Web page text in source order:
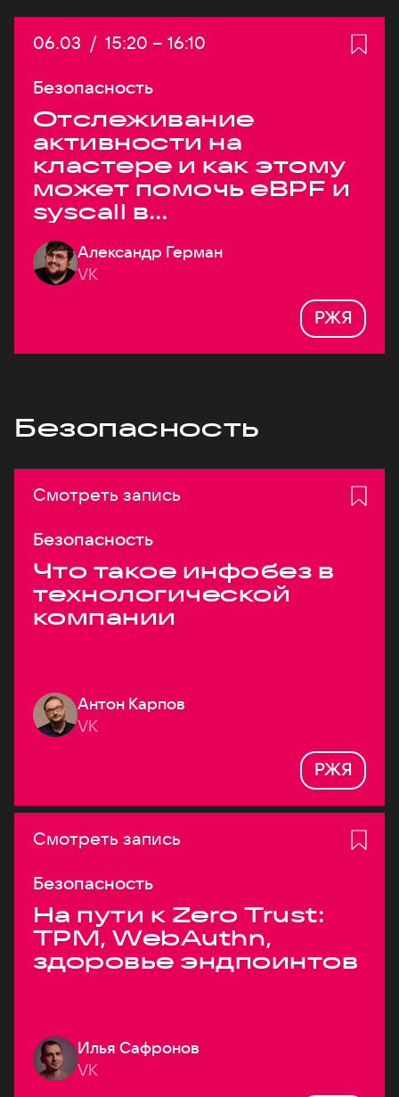
Дата:
06.03 / Начало:
15:20 – Конец:
16:10
Безопасность
Отслеживание
активности на
кластере и как этому
может помочь eBPF и
syscall в
высоконагруженных
системах
Александр Герман
VK
РЖЯ
Безопасность
Смотреть запись
Безопасность
Что такое инфобез в
технологической
компании
Антон Карпов
VK
РЖЯ
Смотреть запись
Безопасность
На пути к Zero Trust:
TPM, WebAuthn,
здоровье эндпоинтов
Илья Сафронов
VK